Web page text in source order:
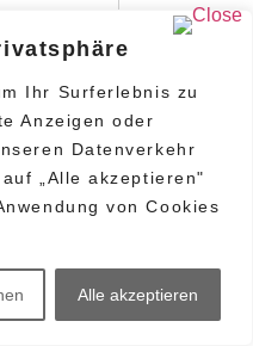
Ihr Surferlebnis zu
Anzeigen oder
Datenverkehr
„Alle akzeptieren"
von Cookies
Alle akzeptieren